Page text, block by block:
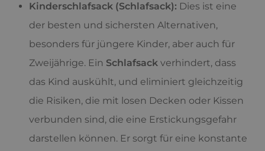
Kinderschlafsack (Schlafsack): Dies ist eine
der besten und sichersten Alternativen,
besonders für jüngere Kinder, aber auch für
Zweijährige. Ein Schlafsack verhindert, dass
das Kind auskühlt, und eliminiert gleichzeitig
die Risiken, die mit losen Decken oder Kissen
verbunden sind, die eine Erstickungsgefahr
darstellen können. Er sorgt für eine konstante